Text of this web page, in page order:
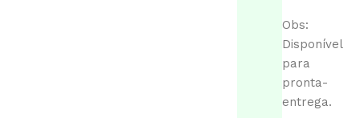
Obs:
Disponível
para
pronta-
entrega.